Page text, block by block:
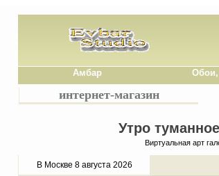
Амбар Обои,
интернет-магазин
Утро
Виртуальная арт
В Москве 8 августа 2026